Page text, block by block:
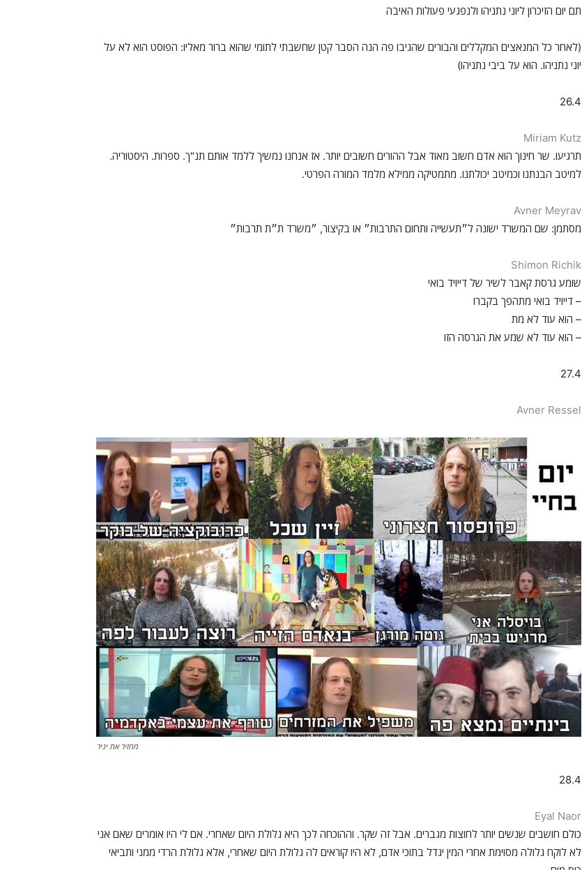
תם יום הזיכרון ליוני נתניהו ולנפגעי פעולות האיבה
(לאחר כל המנאצים המקללים והבורים שהגיבו פה הנה הסבר קטן שחשבתי לתומי שהוא ברור מאליו: הפוסט הוא לא על
יוני נתניהו. הוא על ביבי נתניהו)
26.4
Miriam Kutz
תרגיעו. שר חינוך הוא אדם חשוב מאוד אבל ההורים חשובים יותר. אז אנחנו נמשיך ללמד אותם תנ"ך. ספרות. היסטוריה.
למיטב הבנתנו וכמיטב יכולתנו. מתמטיקה ממילא מלמד המורה הפרטי.
Avner Meyrav
מסתמן: שם המשרד ישונה ל״תעשייה ותחום התרבות״ או בקיצור, ״משרד ת״ת תרבות״
Shimon Richik
שומע גרסת קאבר לשיר של דייויד בואי
– דייויד בואי מתהפך בקברו
– הוא עוד לא מת
– הוא עוד לא שמע את הגרסה הזו
27.4
Avner Ressel
מחזיר את יניר
28.4
Eyal Naor
כולם חושבים שנשים יותר לחוצות מגברים. אבל זה שקר. וההוכחה לכך היא גלולת היום שאחרי. אם לי היו אומרים שאם אני
לא לוקח גלולה מסוימת אחרי המין יגדל בתוכי אדם, לא היו קוראים לה גלולת היום שאחרי, אלא גלולת הרדי ממני ותביאי